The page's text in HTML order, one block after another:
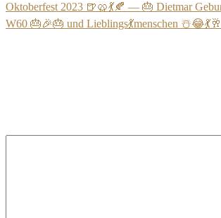
Oktoberfest 2023 🍺🥨💃🍂 — 🎂 Dietmar
W60 🎂🎉🎂 und Lieblings💃menschen ☃️😂💃🥂